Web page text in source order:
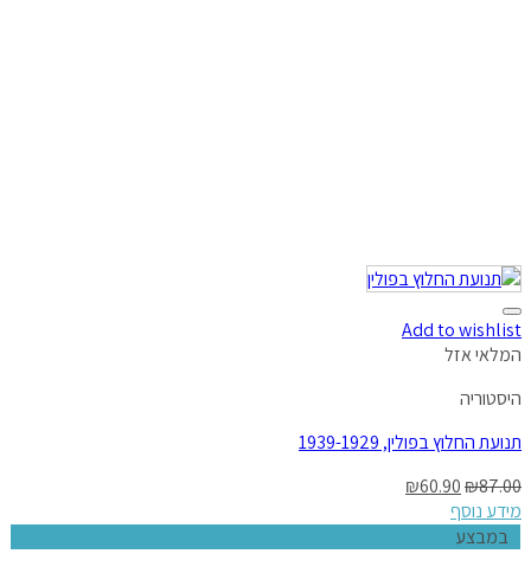
Add to wishlist
המלאי אזל
היסטוריה
תנועת החלוץ בפולין, 1939-1929
₪87.00
₪60.90
מידע נוסף
במבצע